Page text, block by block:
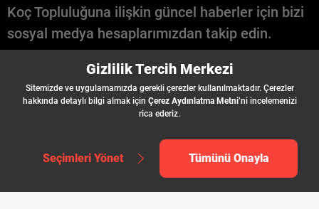
Koç Topluluğuna ilişkin güncel haberler için bizi
sosyal medya hesaplarımızdan takip edin.
İş İlanları
Gizlilik Tercih Merkezi
Sitemizde ve uygulamamızda gerekli çerezler kullanılmaktadır. Çerezler
hakkında detaylı bilgi almak için Çerez Aydınlatma Metni’ni incelemenizi
rica ederiz.
Seçimleri Yönet Tümünü Onayla